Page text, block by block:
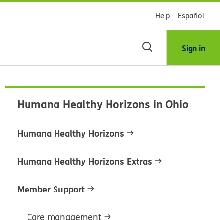
Help Español
Sign in
Humana Healthy Horizons in Ohio
Humana Healthy Horizons
Humana Healthy Horizons Extras
Member Support
Care management